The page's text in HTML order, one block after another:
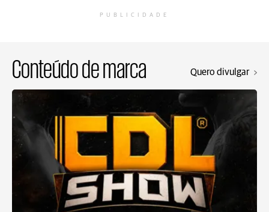
PUBLICIDADE
Conteúdo de marca Quero divulgar